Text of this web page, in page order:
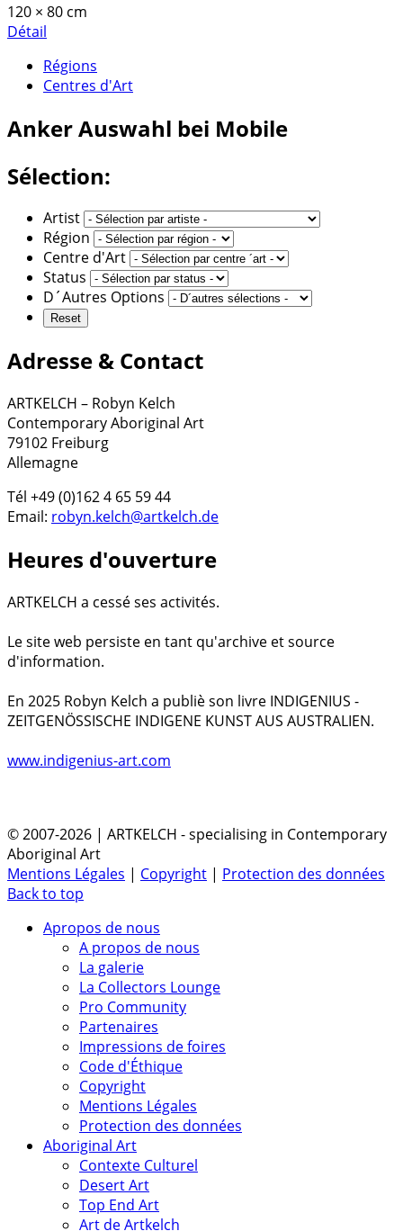
120 × 80 cm
Détail
Régions
Centres d'Art
AnkerAuswahl bei Mobile
Sélection:
Artist
Région
Centre d'Art
Status
D´Autres Options
Adresse & Contact
ARTKELCH – Robyn Kelch
Contemporary Aboriginal Art
79102 Freiburg
Allemagne
Tél +49 (0)162 4 65 59 44
Email: robyn.kelch@artkelch.de
Heures d'ouverture
ARTKELCH a cessé ses activités.
Le site web persiste en tant qu'archive et source
d'information.
En 2025 Robyn Kelch a publiè son livre INDIGENIUS -
ZEITGENÖSSISCHE INDIGENE KUNST AUS AUSTRALIEN.
www.indigenius-art.com
© 2007-2026 | ARTKELCH - specialising in Contemporary
Aboriginal Art
Mentions Légales | Copyright | Protection des données
Back to top
Apropos de nous
A propos de nous
La galerie
La Collectors Lounge
Pro Community
Partenaires
Impressions de foires
Code d'Éthique
Copyright
Mentions Légales
Protection des données
Aboriginal Art
Contexte Culturel
Desert Art
Top End Art
Art de Artkelch